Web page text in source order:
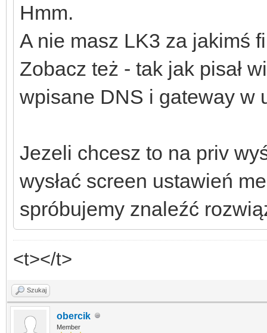
Hmm.
A nie masz LK3 za jakimś
Zobacz też - tak jak pisał
wpisane DNS i gateway w
Jezeli chcesz to na priv
wysłać screen ustawień
spróbujemy znaleźć
<t></t>
Szukaj
obercik
Member